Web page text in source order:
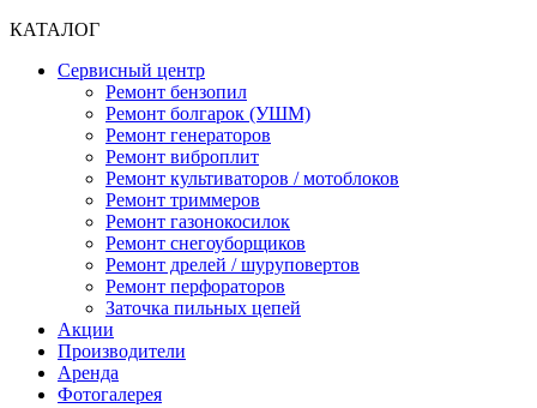
КАТАЛОГ
Сервисный центр
Ремонт бензопил
Ремонт болгарок (УШМ)
Ремонт генераторов
Ремонт виброплит
Ремонт культиваторов / мотоблоков
Ремонт триммеров
Ремонт газонокосилок
Ремонт снегоуборщиков
Ремонт дрелей / шуруповертов
Ремонт перфораторов
Заточка пильных цепей
Акции
Производители
Аренда
Фотогалерея